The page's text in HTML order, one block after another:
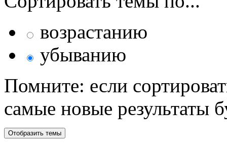
возрастанию
убыванию
Помните: если
самые новые результаты